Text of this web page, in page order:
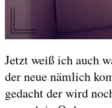
Jetzt weiß ich auch
der neue nämlich
gedacht der wird